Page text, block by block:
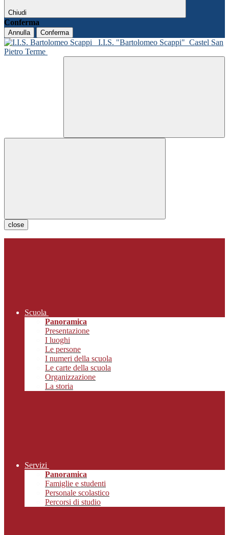
Chiudi
Conferma
Annulla Conferma
I.I.S. "Bartolomeo Scappi" Castel San
Pietro Terme
close
Scuola
Panoramica
Presentazione
I luoghi
Le persone
I numeri della scuola
Le carte della scuola
Organizzazione
La storia
Servizi
Panoramica
Famiglie e studenti
Personale scolastico
Percorsi di studio